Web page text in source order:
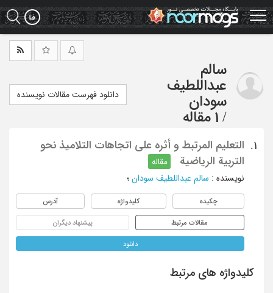
Skip
to
main
سالم
عبداللطیف
سودان
/ 1 مقاله
دانلود فهرست مقالات نویسنده
1.
التعلیم المرتبط و أثره علی اتجاهات التلامیذ نحو
التربیة الریاضیة
مقاله
نویسنده : سالم عبداللطیف سودان ؛
چکیده کلیدواژه آدرس
مقالات مرتبط پیشنهاد دیگران
دانلود
کلیدواژه های مرتبط